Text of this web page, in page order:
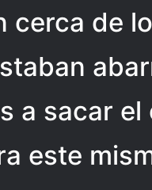
cerca de
a sacar
este